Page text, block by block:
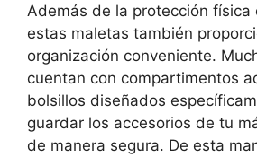
Además de la protección física
estas maletas también
organización conveniente.
cuentan con compartimentos
bolsillos diseñados
guardar los accesorios de tu
de manera segura. De esta